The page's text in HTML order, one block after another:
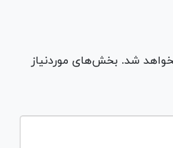
شد. بخش‌های موردنیاز